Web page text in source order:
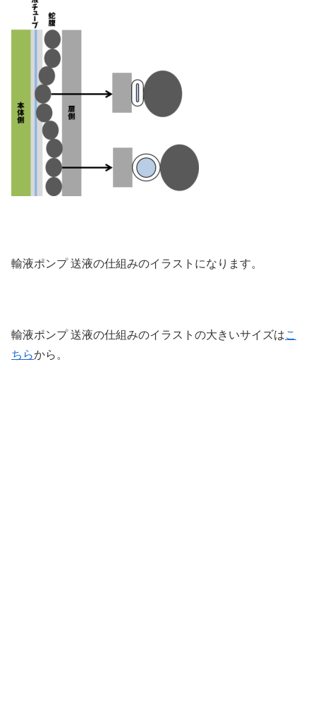
輸液ポンプ 送液の仕組みのイラストになります。
輸液ポンプ 送液の仕組みのイラストの大きいサイズはこ
ちらから。